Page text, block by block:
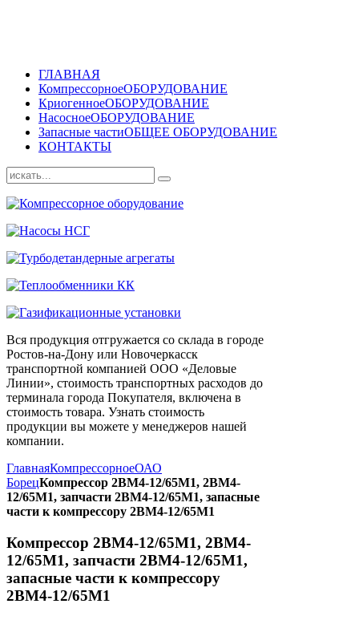
ГЛАВНАЯ
КомпрессорноеОБОРУДОВАНИЕ
КриогенноеОБОРУДОВАНИЕ
НасосноеОБОРУДОВАНИЕ
Запасные частиОБЩЕЕ ОБОРУДОВАНИЕ
КОНТАКТЫ
Вся продукция отгружается со склада в городе
Ростов-на-Дону или Новочеркасск
транспортной компанией ООО «Деловые
Линии», стоимость транспортных расходов до
терминала города Покупателя, включена в
стоимость товара. Узнать стоимость
продукции вы можете у менеджеров нашей
компании.
ГлавнаяКомпрессорноеОАО
БорецКомпрессор 2ВМ4-12/65М1, 2ВМ4-
12/65М1, запчасти 2ВМ4-12/65М1, запасные
части к компрессору 2ВМ4-12/65М1
Компрессор 2ВМ4-12/65М1, 2ВМ4-
12/65М1, запчасти 2ВМ4-12/65М1,
запасные части к компрессору
2ВМ4-12/65М1